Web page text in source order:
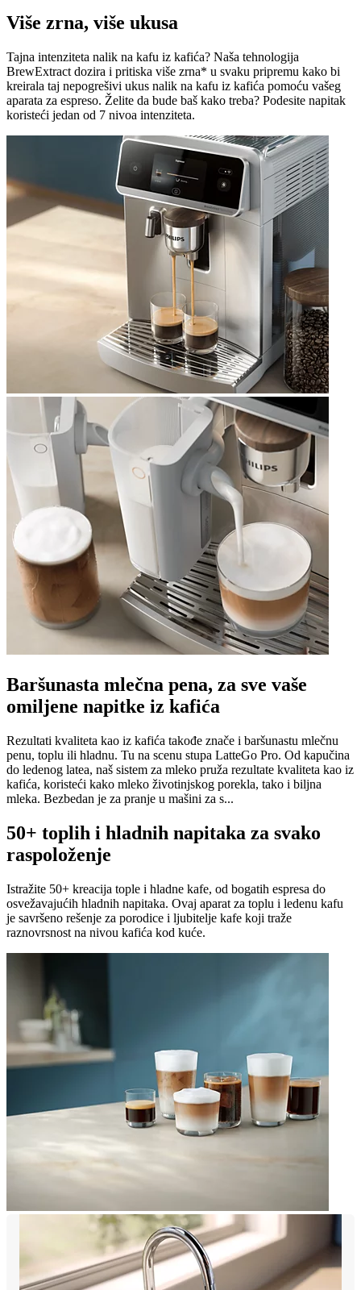
Više zrna, više ukusa
Tajna intenziteta nalik na kafu iz kafića? Naša tehnologija
BrewExtract dozira i pritiska više zrna* u svaku pripremu kako bi
kreirala taj nepogrešivi ukus nalik na kafu iz kafića pomoću vašeg
aparata za espreso. Želite da bude baš kako treba? Podesite napitak
koristeći jedan od 7 nivoa intenziteta.
Baršunasta mlečna pena, za sve vaše
omiljene napitke iz kafića
Rezultati kvaliteta kao iz kafića takođe znače i baršunastu mlečnu
penu, toplu ili hladnu. Tu na scenu stupa LatteGo Pro. Od kapučina
do ledenog latea, naš sistem za mleko pruža rezultate kvaliteta kao iz
kafića, koristeći kako mleko životinjskog porekla, tako i biljna
mleka. Bezbedan je za pranje u mašini za s...
50+ toplih i hladnih napitaka za svako
raspoloženje
Istražite 50+ kreacija tople i hladne kafe, od bogatih espresa do
osvežavajućih hladnih napitaka. Ovaj aparat za toplu i ledenu kafu
je savršeno rešenje za porodice i ljubitelje kafe koji traže
raznovrsnost na nivou kafića kod kuće.